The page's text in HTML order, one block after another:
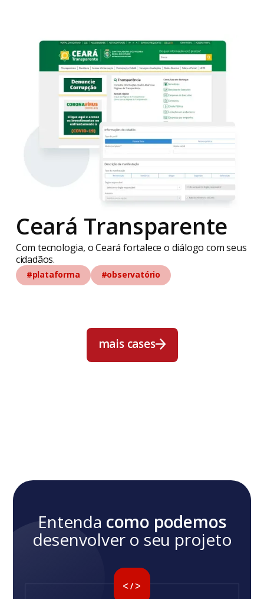
Ceará Transparente
Com tecnologia, o Ceará fortalece o diálogo com seus
cidadãos.
#plataforma #observatório
mais cases
mais cases
Entenda como podemos
desenvolver o seu projeto